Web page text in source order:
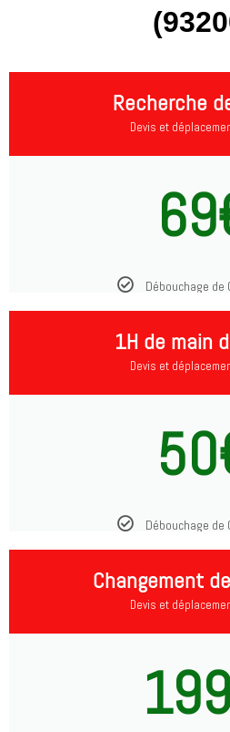
Recherche
Devis et
Débouchage de
1H de main
Devis et
Débouchage de
Changement
Devis et